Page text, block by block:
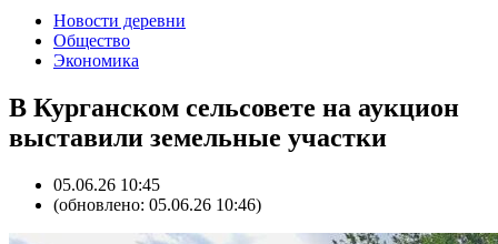
Новости деревни
Общество
Экономика
В Курганском сельсовете на аукцион
выставили земельные участки
05.06.26 10:45
(обновлено: 05.06.26 10:46)